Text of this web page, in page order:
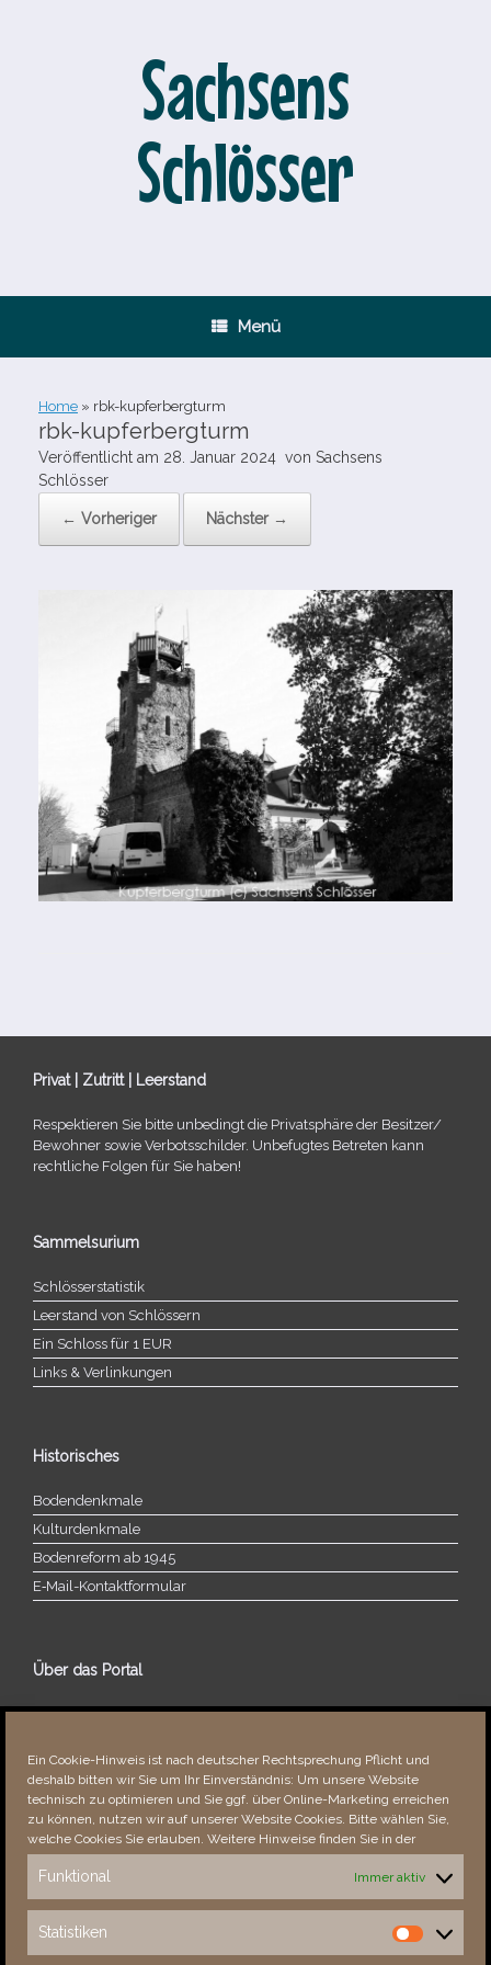
Ein Cookie-Hinweis ist nach deutscher Rechtsprechung Pflicht und
deshalb bitten wir Sie um Ihr Einverständnis: Um unsere Website
technisch zu optimieren und Sie ggf. über Online-Marketing erreichen
zu können, nutzen wir auf unserer Website Cookies. Bitte wählen Sie,
welche Cookies Sie erlauben. Weitere Hinweise finden Sie in der
Funktional Immer aktiv
Statistiken
Statistiken
Sachsens
Schlösser
Menü
Home » rbk-​kupferbergturm
rbk-​kupferbergturm
Veröffentlicht am 28. Januar 2024 von Sachsens
Schlösser
← Vorheriger Nächster →
Privat | Zutritt | Leerstand
Respektieren Sie bitte unbe­dingt die Privatsphäre der Besitzer/​
Bewohner sowie Verbotsschilder. Unbefugtes Betreten kann
recht­li­che Folgen für Sie haben!
Sammelsurium
Schlösserstatistik
Leerstand von Schlössern
Ein Schloss für 1 EUR
Links & Verlinkungen
Historisches
Bodendenkmale
Kulturdenkmale
Bodenreform ab 1945
E‑Mail-​​Kontaktformular
Über das Portal
Über dieses Portal
Fehler bemerkt?
Besucher seit 08/​2021